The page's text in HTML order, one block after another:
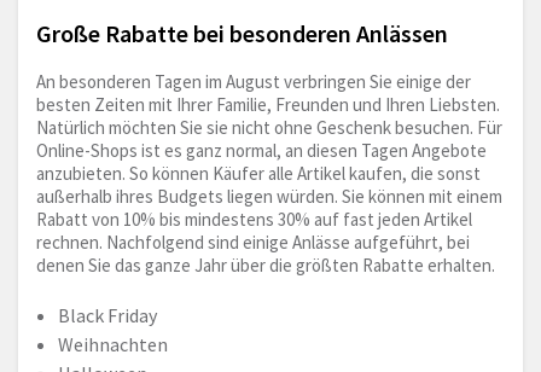
Große Rabatte bei besonderen Anlässen
An besonderen Tagen im August verbringen Sie einige der
besten Zeiten mit Ihrer Familie, Freunden und Ihren Liebsten.
Natürlich möchten Sie sie nicht ohne Geschenk besuchen. Für
Online-Shops ist es ganz normal, an diesen Tagen Angebote
anzubieten. So können Käufer alle Artikel kaufen, die sonst
außerhalb ihres Budgets liegen würden. Sie können mit einem
Rabatt von 10% bis mindestens 30% auf fast jeden Artikel
rechnen. Nachfolgend sind einige Anlässe aufgeführt, bei
denen Sie das ganze Jahr über die größten Rabatte erhalten.
Black Friday
Weihnachten